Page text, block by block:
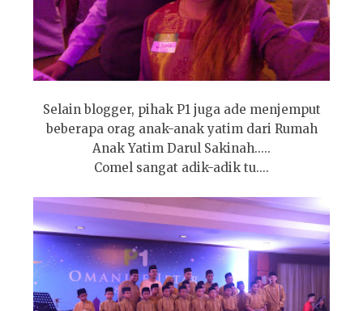
Selain blogger, pihak P1 juga ade menjemput
beberapa orag anak-anak yatim dari Rumah
Anak Yatim Darul Sakinah.....
Comel sangat adik-adik tu....